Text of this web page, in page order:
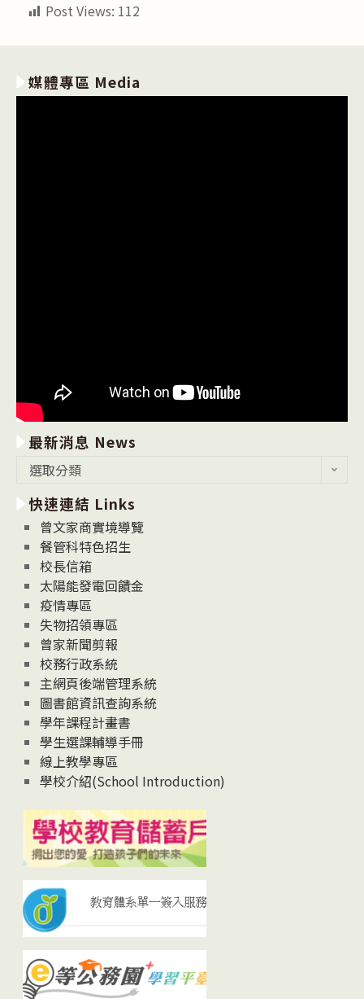
Post Views: 112
媒體專區 Media
最新消息 News
消
息
News
選取分類
快速連結 Links
曾文家商實境導覽
餐管科特色招生
校長信箱
太陽能發電回饋金
疫情專區
失物招領專區
曾家新聞剪報
校務行政系統
主網頁後端管理系統
圖書館資訊查詢系統
學年課程計畫書
學生選課輔導手冊
線上教學專區
學校介紹(School Introduction)